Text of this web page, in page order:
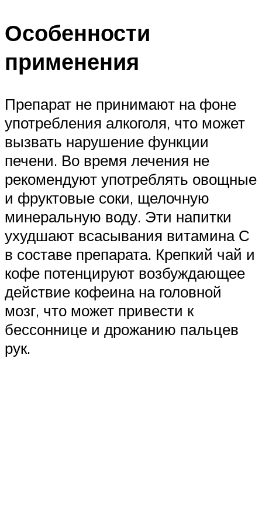
Особенности
применения
Препарат не принимают на фоне
употребления алкоголя, что может
вызвать нарушение функции
печени. Во время лечения не
рекомендуют употреблять овощные
и фруктовые соки, щелочную
минеральную воду. Эти напитки
ухудшают всасывания витамина С
в составе препарата. Крепкий чай и
кофе потенцируют возбуждающее
действие кофеина на головной
мозг, что может привести к
бессоннице и дрожанию пальцев
рук.